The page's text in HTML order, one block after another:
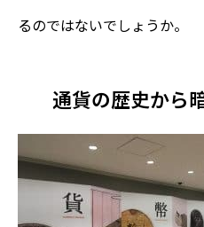
るのではないでしょうか。
通貨の歴史から